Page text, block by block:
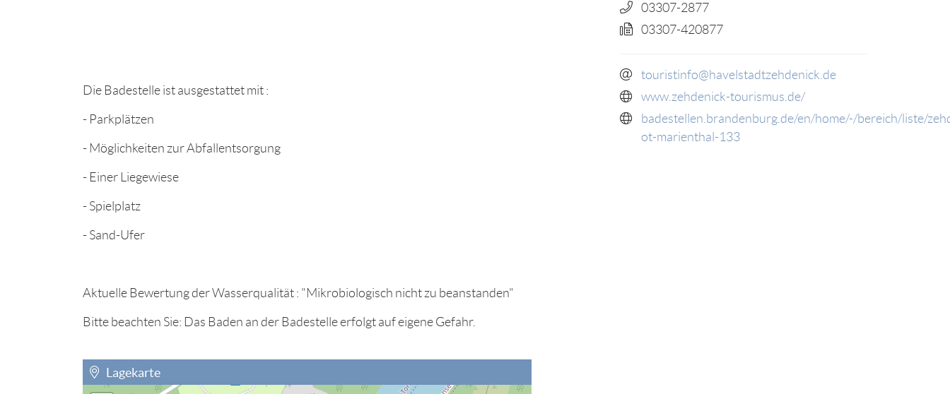
Die Badestelle ist ausgestattet mit :
- Parkplätzen
- Möglichkeiten zur Abfallentsorgung
- Einer Liegewiese
- Spielplatz
- Sand-Ufer
Aktuelle Bewertung der Wasserqualität : "Mikrobiologisch nicht zu beanstanden"
Bitte beachten Sie: Das Baden an der Badestelle erfolgt auf eigene Gefahr.
Lagekarte
03307-2877
03307-420877
touristinfo@havelstadtzehdenick.de
www.zehdenick-tourismus.de/
badestellen.brandenburg.de/en/home/-/bereich/liste/
ot-marienthal-133